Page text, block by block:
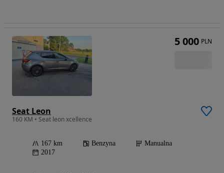
Seat Leon
160 KM • Seat leon xcellence
167 km Benzyna
Manualna
2017
5 000 PLN